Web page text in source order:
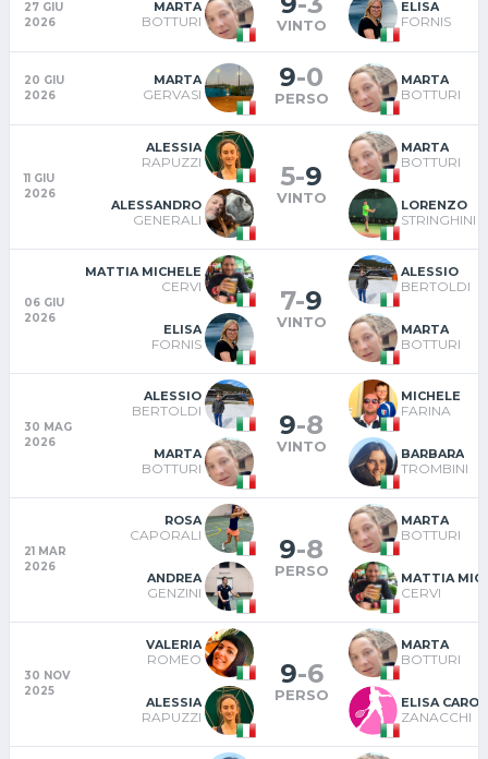
27 GIU
2026
MARTA
BOTTURI VINTO
ELISA
FORNIS
20 GIU
2026
MARTA
GERVASI
9-0
PERSO
MARTA
BOTTURI
11 GIU
2026
ALESSIA
RAPUZZI
ALESSANDRO
GENERALI
5-9
VINTO
MARTA
BOTTURI
LORENZO
STRINGHINI
06 GIU
2026
MATTIA MICHELE
CERVI
ELISA
FORNIS
7-9
VINTO
ALESSIO
BERTOLDI
MARTA
BOTTURI
30 MAG
2026
ALESSIO
BERTOLDI
MARTA
BOTTURI
9-8
VINTO
MICHELE
FARINA
BARBARA
TROMBINI
21 MAR
2026
ROSA
CAPORALI
ANDREA
GENZINI
9-8
PERSO
MARTA
BOTTURI
MATTIA
CERVI
30 NOV
2025
VALERIA
ROMEO
ALESSIA
RAPUZZI
9-6
PERSO
MARTA
BOTTURI
ELISA
ZANACCHI